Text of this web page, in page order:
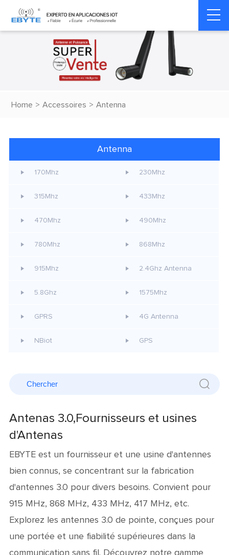
Home > Accessoires > Antenna
Antenna
170Mhz 230Mhz
315Mhz 433Mhz
470Mhz 490Mhz
780Mhz 868Mhz
915Mhz 2.4Ghz Antenna
5.8Ghz 1575Mhz
GPRS 4G Antenna
NBiot GPS
Antenas 3.0,Fournisseurs et usines
d'Antenas
EBYTE est un fournisseur et une usine d'antennes
bien connus, se concentrant sur la fabrication
d'antennes 3.0 pour divers besoins. Convient pour
915 MHz, 868 MHz, 433 MHz, 417 MHz, etc.
Explorez les antennes 3.0 de pointe, conçues pour
une portée et une fiabilité supérieures dans la
communication sans fil. Découvrez notre gamme